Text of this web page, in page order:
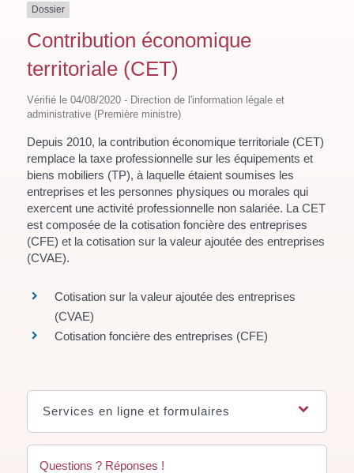
Dossier
Contribution économique
territoriale (CET)
Vérifié le 04/08/2020 - Direction de l'information légale et
administrative (Première ministre)
Depuis 2010, la contribution économique territoriale (CET)
remplace la taxe professionnelle sur les équipements et
biens mobiliers (TP), à laquelle étaient soumises les
entreprises et les personnes physiques ou morales qui
exercent une activité professionnelle non salariée. La CET
est composée de la cotisation foncière des entreprises
(CFE) et la cotisation sur la valeur ajoutée des entreprises
(CVAE).
Cotisation sur la valeur ajoutée des entreprises
(CVAE)
Cotisation foncière des entreprises (CFE)
Services en ligne et formulaires
Questions ? Réponses !